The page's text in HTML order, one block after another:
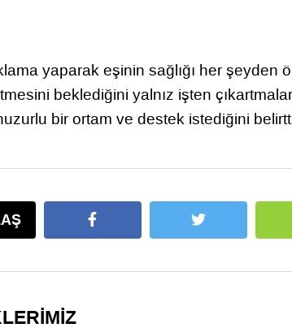
yaparak eşinin sağlığı her şeyden
beklediğini yalnız işten
bir ortam ve destek istediğini